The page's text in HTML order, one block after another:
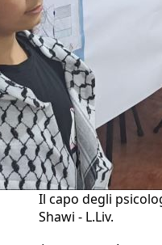
Il capo degli
Shawi - L.Liv.